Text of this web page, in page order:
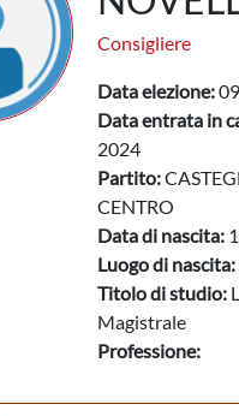
Consigliere
Data elezione:
Data entrata in
2024
Partito:
CENTRO
Data di nascita:
Luogo di nascita:
Titolo di studio:
Magistrale
Professione: